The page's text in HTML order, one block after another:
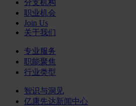
分支机构
职业机会
Join Us
关于我们
专业服务
职能聚焦
行业类型
智识与洞见
亿康先达新闻中心